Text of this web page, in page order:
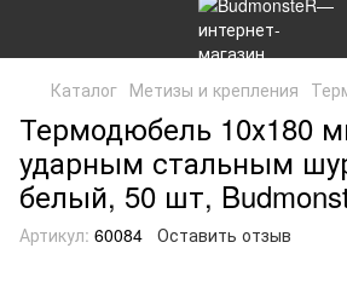
Каталог Метизы и крепления
Термодюбель 10х180
ударным стальным
белый, 50 шт,
Артикул: 60084 Оставить отзыв